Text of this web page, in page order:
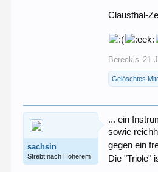
Clausthal-
Bereckis
Gelöschtes
sachsin
Strebt nach Höherem
... ein
sowie
gegen ein
Die "Triole"